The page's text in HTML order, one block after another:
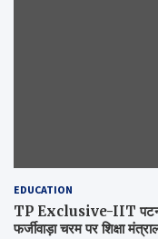
EDUCATION
TP Exclusive-IIT पटना
फर्जीवाड़ा चरम पर शिक्षा